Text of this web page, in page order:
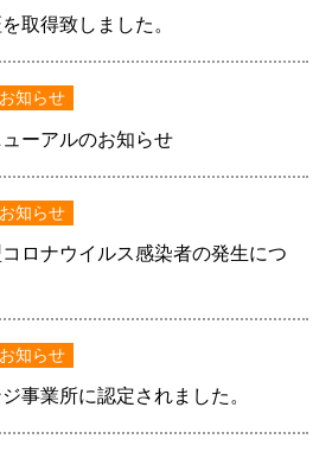
取得致しました。
お知らせ
ーアルのお知らせ
お知らせ
ロナウイルス感染者の発生につ
お知らせ
事業所に認定されました。